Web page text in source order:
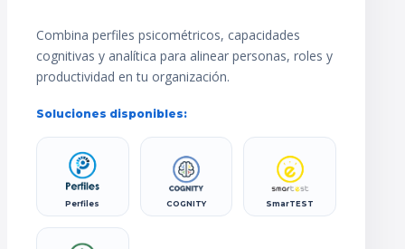
Combina perfiles psicométricos, capacidades
cognitivas y analítica para alinear personas, roles y
productividad en tu organización.
Soluciones disponibles:
Perfiles COGNITY SmarTEST